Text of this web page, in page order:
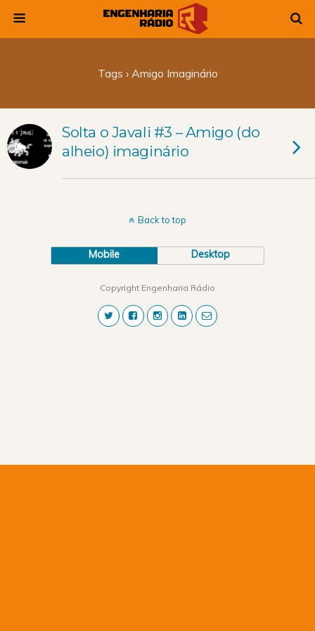
Tags › Amigo Imaginário
Solta o Javali #3 – Amigo (do
alheio) imaginário
Back to top
Mobile Desktop
Copyright Engenharia Rádio